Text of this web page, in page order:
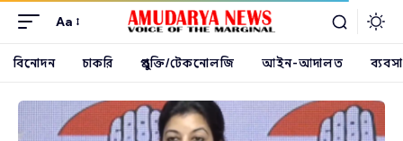
Aa
বিনোদন চাকরি প্রযুক্তি/টেকনোলজি আইন-আদালত ব্যবসা